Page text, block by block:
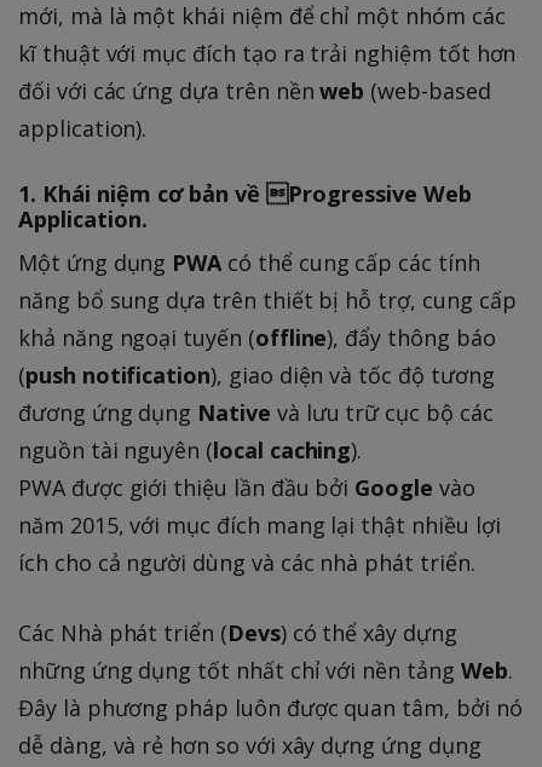
mới, mà là một khái niệm để chỉ một nhóm các
kĩ thuật với mục đích tạo ra trải nghiệm tốt hơn
đối với các ứng dựa trên nềnweb (web-based
application).
1. Khái niệm cơ bản về Progressive Web
Application.
Một ứng dụng PWAcó thể cung cấp các tính
năng bổ sung dựa trên thiết bị hỗ trợ, cung cấp
khả năng ngoại tuyến (offline), đẩy thông báo
(push notification), giao diện và tốc độ tương
đương ứng dụng Native và lưu trữ cục bộ các
nguồn tài nguyên (local caching).
PWA được giới thiệu lần đầu bởi Google vào
năm 2015, với mục đích mang lại thật nhiều lợi
ích cho cả người dùng và các nhà phát triển.
Các Nhà phát triển (Devs) có thể xây dựng
những ứng dụng tốt nhất chỉ với nền tảng Web.
Đây là phương pháp luôn được quan tâm, bởi nó
dễ dàng, và rẻ hơn so với xây dựng ứng dụng